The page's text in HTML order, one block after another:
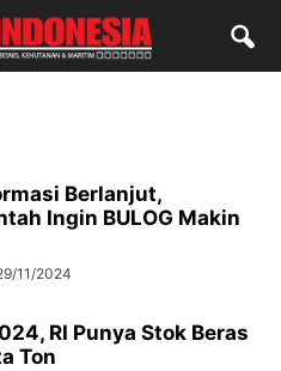
Berlanjut,
Ingin BULOG Makin
11/2024
RI Punya Stok Beras
Ton